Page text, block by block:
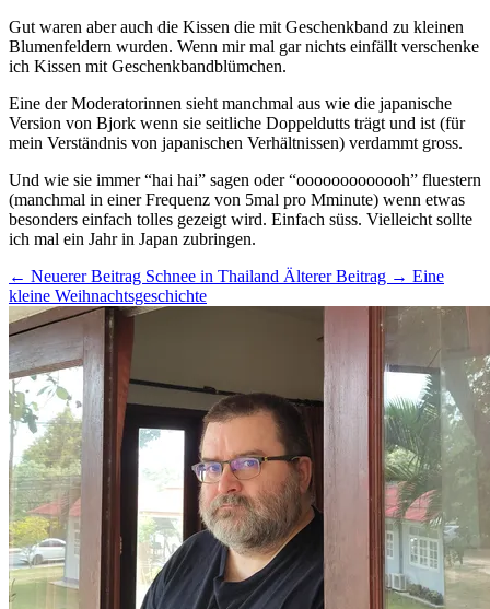
Gut waren aber auch die Kissen die mit Geschenkband zu kleinen
Blumenfeldern wurden. Wenn mir mal gar nichts einfällt verschenke
ich Kissen mit Geschenkbandblümchen.
Eine der Moderatorinnen sieht manchmal aus wie die japanische
Version von Bjork wenn sie seitliche Doppeldutts trägt und ist (für
mein Verständnis von japanischen Verhältnissen) verdammt gross.
Und wie sie immer “hai hai” sagen oder “ooooooooooooh” fluestern
(manchmal in einer Frequenz von 5mal pro Mminute) wenn etwas
besonders einfach tolles gezeigt wird. Einfach süss. Vielleicht sollte
ich mal ein Jahr in Japan zubringen.
← Neuerer Beitrag Schnee in Thailand Älterer Beitrag → Eine
kleine Weihnachtsgeschichte